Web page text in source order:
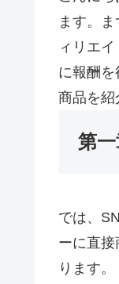
ます。
ィリエ
に報酬
商品を紹
第
では、
ーに直
ります